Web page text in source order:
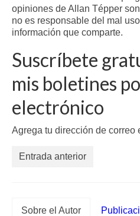
opiniones de Allan Tépper
no es responsable del mal
información que comparte.
Suscríbete
mis boletines
electrónico
Agrega tu dirección de correo
Entrada anterior
Sobre el Autor